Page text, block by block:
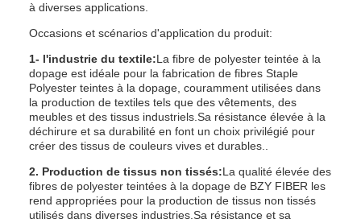
à diverses applications.
Occasions et scénarios d'application du produit:
1- l'industrie du textile:La fibre de polyester teintée à la
dopage est idéale pour la fabrication de fibres Staple
Polyester teintes à la dopage, couramment utilisées dans
la production de textiles tels que des vêtements, des
meubles et des tissus industriels.Sa résistance élevée à la
déchirure et sa durabilité en font un choix privilégié pour
créer des tissus de couleurs vives et durables..
2. Production de tissus non tissés:La qualité élevée des
fibres de polyester teintées à la dopage de BZY FIBER les
rend appropriées pour la production de tissus non tissés
utilisés dans diverses industries.Sa résistance et sa